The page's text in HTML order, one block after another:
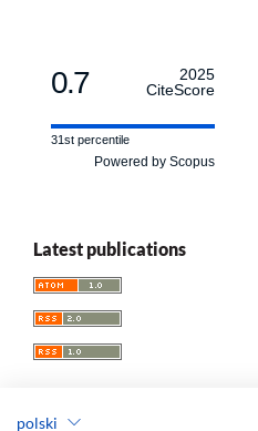
polski
0.7
2025
CiteScore
31st percentile
Powered by Scopus
Latest publications